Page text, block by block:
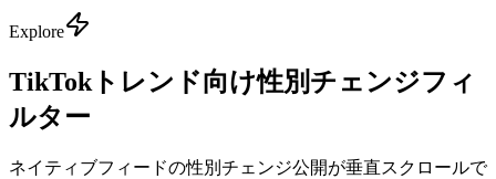
Explore
TikTokトレンド向け性別チェンジフィ
ルター
ネイティブフィードの性別チェンジ公開が垂直スクロールで